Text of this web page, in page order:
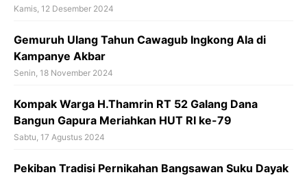
Kamis, 12 Desember 2024
Gemuruh Ulang Tahun Cawagub Ingkong Ala di
Kampanye Akbar
Senin, 18 November 2024
Kompak Warga H.Thamrin RT 52 Galang Dana
Bangun Gapura Meriahkan HUT RI ke-79
Sabtu, 17 Agustus 2024
Pekiban Tradisi Pernikahan Bangsawan Suku Dayak